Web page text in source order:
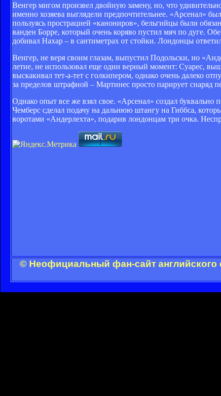
Венгер мигом произвел двойную замену, но, что
именно хозяева выглядели предпочтительнее. «Арсенал»
пользуясь прострацией «канониров», бельгийцы были
ванден Борре, который очень коряво пустил мяч по дуге.
добивал Нахар – в сантиметрах от стойки. Лондонцы
Венгер, не веря своим глазам, выпустил Подольски, но
летие, не использовал еще один верный момент: Суарес,
выскакивал тет-а-тет с голкипером, однако очень далеко
за пределов штрафной – Мартинес просто парирует снаряд
Однако опыт все же взял свое. «Арсенал» создал буквально
Чемберс сделал подачу на дальнюю штангу на Гиббса,
воротами «Андерлехта», подарив лондонцам три очка.
© Неофициальный фан-сайт английского